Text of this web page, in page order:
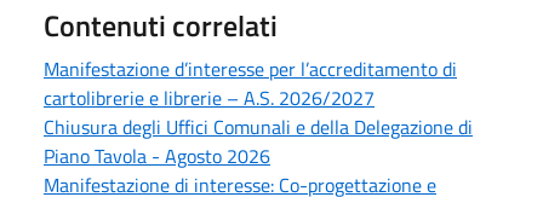
Contenuti correlati
Manifestazione d’interesse per l’accreditamento di
cartolibrerie e librerie – A.S. 2026/2027
Chiusura degli Uffici Comunali e della Delegazione di
Piano Tavola - Agosto 2026
Manifestazione di interesse: Co-progettazione e